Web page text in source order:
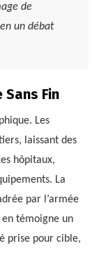
de
un débat
Sans Fin
Les
laissant des
hôpitaux,
La
par l’armée
témoigne un
prise pour cible,